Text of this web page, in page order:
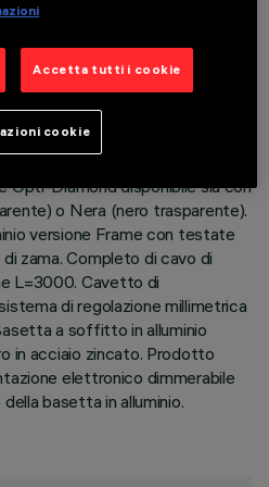
diretta (70%) / indiretta
2700K CRI90.
controllata UGR < 19 -
Opti-Diamond disponibile sia con
o Nera (nero trasparente).
versione Frame con testate
zama. Completo di cavo di
L=3000. Cavetto di
di regolazione millimetrica
a soffitto in alluminio
in acciaio zincato. Prodotto
elettronico dimmerabile
basetta in alluminio.
Accetta tutti i cookie
cookie